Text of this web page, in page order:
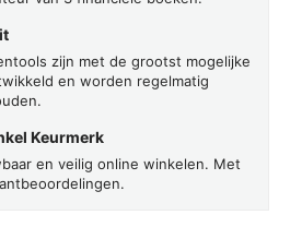
zijn met de grootst mogelijke
en worden regelmatig
Keurmerk
en veilig online winkelen. Met